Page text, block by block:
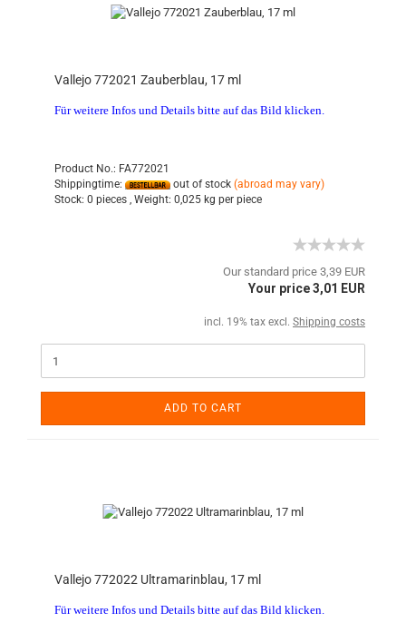
Vallejo 772021 Zauberblau, 17 ml
Für weitere Infos und Details bitte auf das Bild klicken.
Product No.: FA772021
Shippingtime:
out of stock (abroad may vary)
Stock: 0 pieces , Weight: 0,025 kg per piece
Our standard price 3,39 EUR
Your price 3,01 EUR
incl. 19% tax excl. Shipping costs
ADD TO CART
Vallejo 772022 Ultramarinblau, 17 ml
Für weitere Infos und Details bitte auf das Bild klicken.